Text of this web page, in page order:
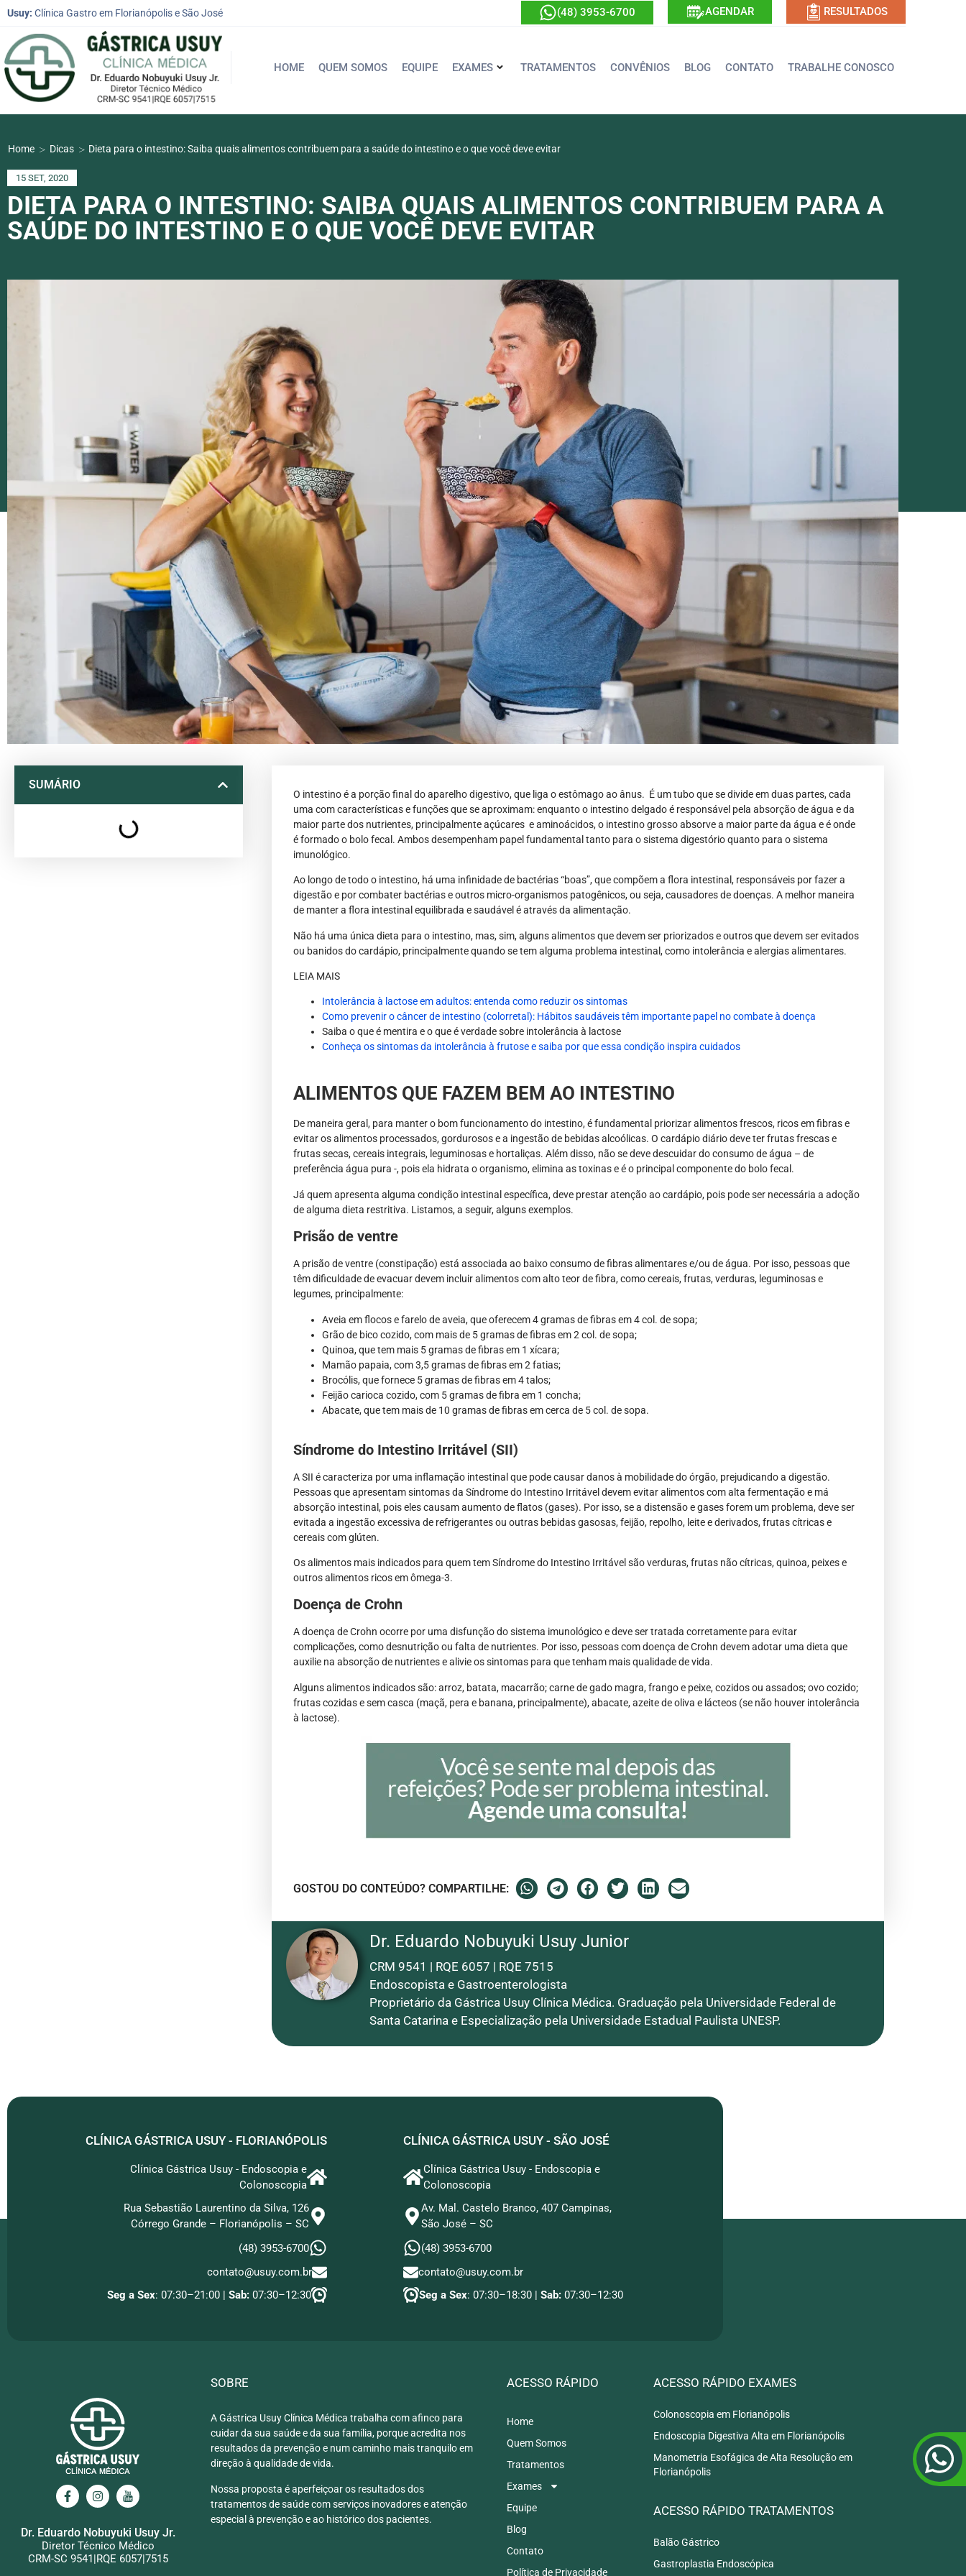
Usuy: Clínica Gastro em Florianópolis e São José (48) 3953-6700 AGENDAR RESULTADOS
HOME QUEM SOMOS EQUIPE EXAMES TRATAMENTOS CONVÊNIOS BLOG CONTATO TRABALHE CONOSCO
Home > Dicas > Dieta para o intestino: Saiba quais alimentos contribuem para a saúde do intestino e o que você deve evitar
15 SET, 2020
DIETA PARA O INTESTINO: SAIBA QUAIS ALIMENTOS CONTRIBUEM PARA A
SAÚDE DO INTESTINO E O QUE VOCÊ DEVE EVITAR
SUMÁRIO
O intestino é a porção final do aparelho digestivo, que liga o estômago ao ânus. É um tubo que se divide em duas partes, cada
uma com características e funções que se aproximam: enquanto o intestino delgado é responsável pela absorção de água e da
maior parte dos nutrientes, principalmente açúcares e aminoácidos, o intestino grosso absorve a maior parte da água e é onde
é formado o bolo fecal. Ambos desempenham papel fundamental tanto para o sistema digestório quanto para o sistema
imunológico.
Ao longo de todo o intestino, há uma infinidade de bactérias “boas”, que compõem a flora intestinal, responsáveis por fazer a
digestão e por combater bactérias e outros micro-organismos patogênicos, ou seja, causadores de doenças. A melhor maneira
de manter a flora intestinal equilibrada e saudável é através da alimentação.
Não há uma única dieta para o intestino, mas, sim, alguns alimentos que devem ser priorizados e outros que devem ser evitados
ou banidos do cardápio, principalmente quando se tem alguma problema intestinal, como intolerância e alergias alimentares.
LEIA MAIS
Intolerância à lactose em adultos: entenda como reduzir os sintomas
Como prevenir o câncer de intestino (colorretal): Hábitos saudáveis têm importante papel no combate à doença
Saiba o que é mentira e o que é verdade sobre intolerância à lactose
Conheça os sintomas da intolerância à frutose e saiba por que essa condição inspira cuidados
ALIMENTOS QUE FAZEM BEM AO INTESTINO
De maneira geral, para manter o bom funcionamento do intestino, é fundamental priorizar alimentos frescos, ricos em fibras e
evitar os alimentos processados, gordurosos e a ingestão de bebidas alcoólicas. O cardápio diário deve ter frutas frescas e
frutas secas, cereais integrais, leguminosas e hortaliças. Além disso, não se deve descuidar do consumo de água – de
preferência água pura -, pois ela hidrata o organismo, elimina as toxinas e é o principal componente do bolo fecal.
Já quem apresenta alguma condição intestinal específica, deve prestar atenção ao cardápio, pois pode ser necessária a adoção
de alguma dieta restritiva. Listamos, a seguir, alguns exemplos.
Prisão de ventre
A prisão de ventre (constipação) está associada ao baixo consumo de fibras alimentares e/ou de água. Por isso, pessoas que
têm dificuldade de evacuar devem incluir alimentos com alto teor de fibra, como cereais, frutas, verduras, leguminosas e
legumes, principalmente:
Aveia em flocos e farelo de aveia, que oferecem 4 gramas de fibras em 4 col. de sopa;
Grão de bico cozido, com mais de 5 gramas de fibras em 2 col. de sopa;
Quinoa, que tem mais 5 gramas de fibras em 1 xícara;
Mamão papaia, com 3,5 gramas de fibras em 2 fatias;
Brocólis, que fornece 5 gramas de fibras em 4 talos;
Feijão carioca cozido, com 5 gramas de fibra em 1 concha;
Abacate, que tem mais de 10 gramas de fibras em cerca de 5 col. de sopa.
Síndrome do Intestino Irritável (SII)
A SII é caracteriza por uma inflamação intestinal que pode causar danos à mobilidade do órgão, prejudicando a digestão.
Pessoas que apresentam sintomas da Síndrome do Intestino Irritável devem evitar alimentos com alta fermentação e má
absorção intestinal, pois eles causam aumento de flatos (gases). Por isso, se a distensão e gases forem um problema, deve ser
evitada a ingestão excessiva de refrigerantes ou outras bebidas gasosas, feijão, repolho, leite e derivados, frutas cítricas e
cereais com glúten.
Os alimentos mais indicados para quem tem Síndrome do Intestino Irritável são verduras, frutas não cítricas, quinoa, peixes e
outros alimentos ricos em ômega-3.
Doença de Crohn
A doença de Crohn ocorre por uma disfunção do sistema imunológico e deve ser tratada corretamente para evitar
complicações, como desnutrição ou falta de nutrientes. Por isso, pessoas com doença de Crohn devem adotar uma dieta que
auxilie na absorção de nutrientes e alivie os sintomas para que tenham mais qualidade de vida.
Alguns alimentos indicados são: arroz, batata, macarrão; carne de gado magra, frango e peixe, cozidos ou assados; ovo cozido;
frutas cozidas e sem casca (maçã, pera e banana, principalmente), abacate, azeite de oliva e lácteos (se não houver intolerância
à lactose).
GOSTOU DO CONTEÚDO? COMPARTILHE:
Dr. Eduardo Nobuyuki Usuy Junior
CRM 9541 | RQE 6057 | RQE 7515
Endoscopista e Gastroenterologista
Proprietário da Gástrica Usuy Clínica Médica. Graduação pela Universidade Federal de
Santa Catarina e Especialização pela Universidade Estadual Paulista UNESP.
CLÍNICA GÁSTRICA USUY - FLORIANÓPOLIS
Clínica Gástrica Usuy - Endoscopia e
Colonoscopia
Rua Sebastião Laurentino da Silva, 126
Córrego Grande – Florianópolis – SC
(48) 3953-6700
contato@usuy.com.br
Seg a Sex: 07:30–21:00 | Sab: 07:30–12:30
CLÍNICA GÁSTRICA USUY - SÃO JOSÉ
Clínica Gástrica Usuy - Endoscopia e
Colonoscopia
Av. Mal. Castelo Branco, 407 Campinas,
São José – SC
(48) 3953-6700
contato@usuy.com.br
Seg a Sex: 07:30–18:30 | Sab: 07:30–12:30
Dr. Eduardo Nobuyuki Usuy Jr.
Diretor Técnico Médico
CRM-SC 9541|RQE 6057|7515
SOBRE
A Gástrica Usuy Clínica Médica trabalha com afinco para
cuidar da sua saúde e da sua família, porque acredita nos
resultados da prevenção e num caminho mais tranquilo em
direção à qualidade de vida.
Nossa proposta é aperfeiçoar os resultados dos
tratamentos de saúde com serviços inovadores e atenção
especial à prevenção e ao histórico dos pacientes.
ACESSO RÁPIDO
Home
Quem Somos
Tratamentos
Exames
Equipe
Blog
Contato
Política de Privacidade
ACESSO RÁPIDO EXAMES
Colonoscopia em Florianópolis
Endoscopia Digestiva Alta em Florianópolis
Manometria Esofágica de Alta Resolução em
Florianópolis
ACESSO RÁPIDO TRATAMENTOS
Balão Gástrico
Gastroplastia Endoscópica